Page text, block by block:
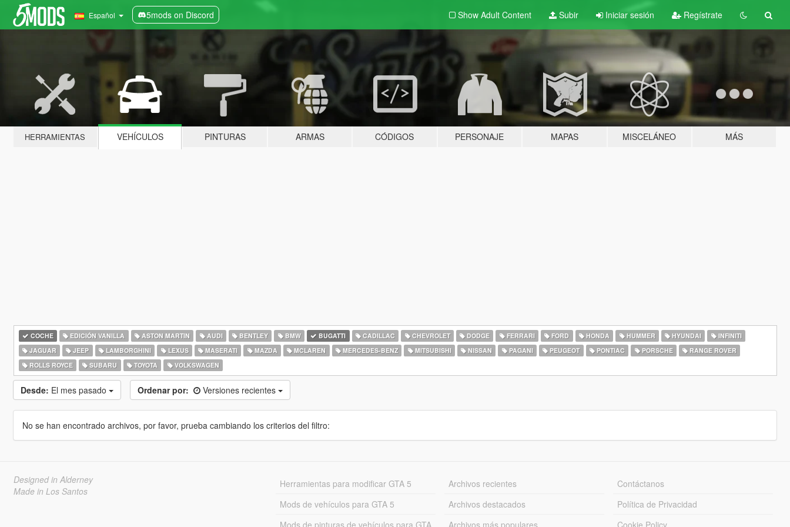
Español 5mods on Discord Show Adult Content Subir Iniciar sesión Regístrate
HERRAMIENTAS VEHÍCULOS PINTURAS ARMAS CÓDIGOS PERSONAJE MAPAS MISCELÁNEO MÁS
COCHE EDICIÓN VANILLA ASTON MARTIN AUDI BENTLEY BMW BUGATTI CADILLAC CHEVROLET DODGE FERRARI FORD HONDA HUMMER HYUNDAI
INFINITI
JAGUAR
JEEP LAMBORGHINI LEXUS MASERATI MAZDA MCLAREN MERCEDES-BENZ MITSUBISHI NISSAN PAGANI PEUGEOT PONTIAC PORSCHE
RANGE ROVER
ROLLS ROYCE
SUBARU TOYOTA VOLKSWAGEN
Desde: El mes pasado Ordenar por: Versiones recientes
No se han encontrado archivos, por favor, prueba cambiando los criterios del filtro:
Designed in Alderney
Made in Los Santos
Herramientas para modificar GTA 5
Mods de vehículos para GTA 5
Mods de pinturas de vehículos para GTA
Archivos recientes
Archivos destacados
Archivos más populares
Contáctanos
Política de Privacidad
Cookie Policy